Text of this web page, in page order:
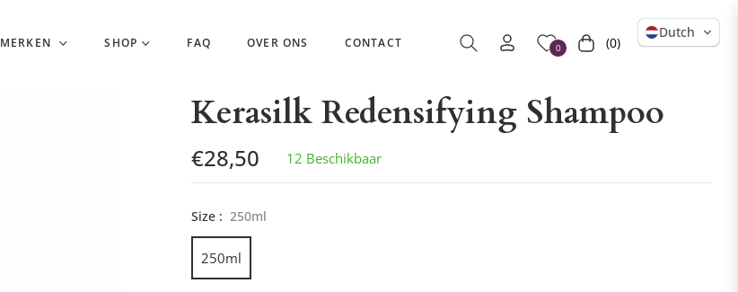
MERKEN SHOP FAQ OVER ONS CONTACT 0 Winkelwagen
(0)
Kerasilk Redensifying Shampoo
Normale
prijs
€28,50 12 Beschikbaar
Size : 250ml
250ml
Dutch